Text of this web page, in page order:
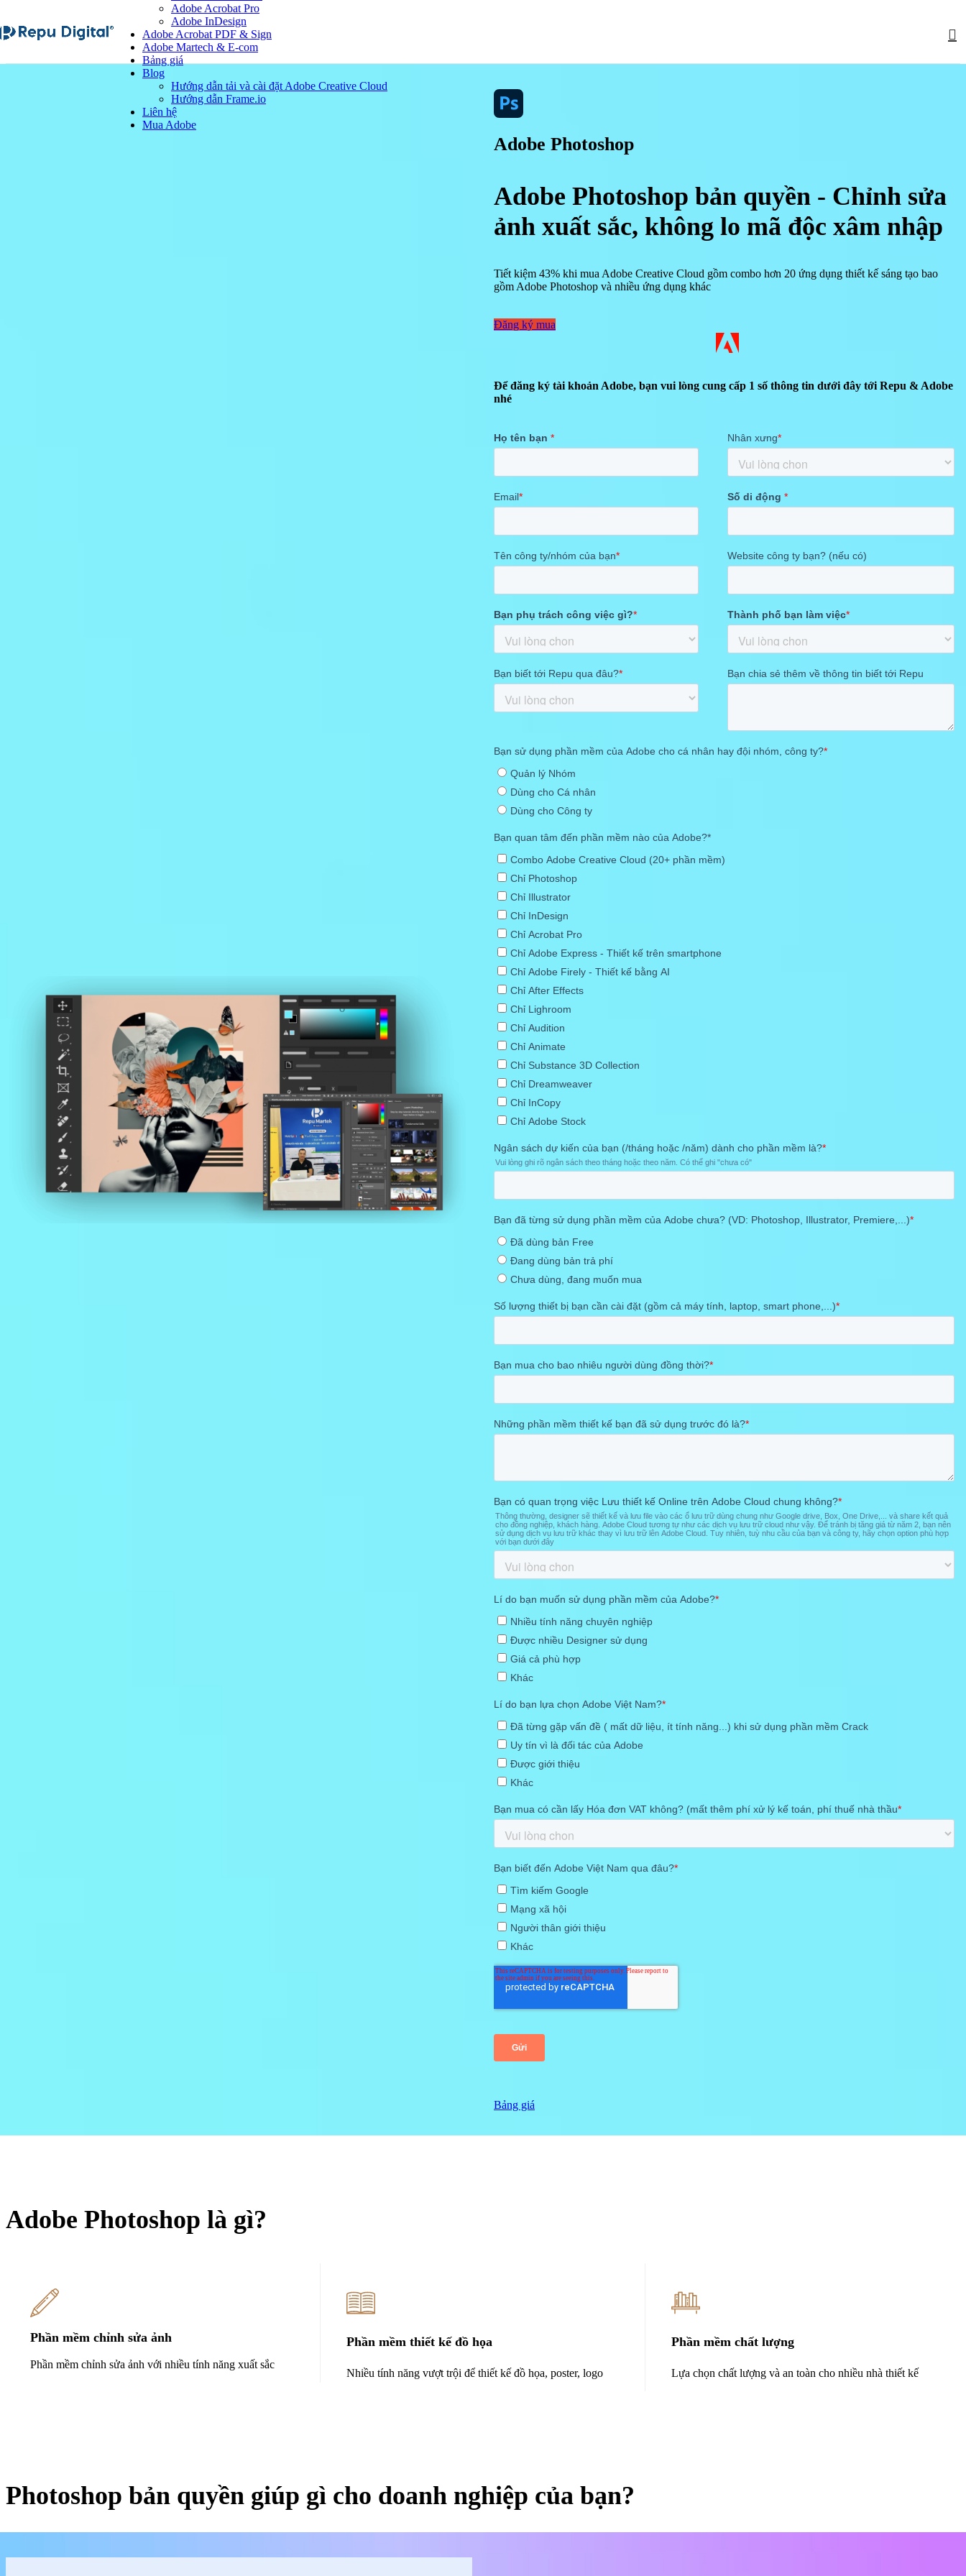
Adobe Acrobat Pro
Adobe InDesign
Adobe Acrobat PDF & Sign
Adobe Martech & E-com
Bảng giá
Blog
Hướng dẫn tải và cài đặt Adobe Creative Cloud
Hướng dẫn Frame.io
Liên hệ
Mua Adobe
Adobe Photoshop
Adobe Photoshop bản quyền - Chỉnh sửa
ảnh xuất sắc, không lo mã độc xâm nhập
Tiết kiệm 43% khi mua Adobe Creative Cloud gồm combo hơn 20 ứng dụng thiết kế sáng tạo bao
gồm Adobe Photoshop và nhiều ứng dụng khác
Đăng ký mua
Để đăng ký tài khoản Adobe, bạn vui lòng cung cấp 1 số thông tin dưới đây tới Repu & Adobe
nhé
Bảng giá
Adobe Photoshop là gì?
Phần mềm chỉnh sửa ảnh
Phần mềm chỉnh sửa ảnh với nhiều tính năng xuất sắc
Phần mềm thiết kế đồ họa
Nhiều tính năng vượt trội để thiết kế đồ họa, poster, logo
Phần mềm chất lượng
Lựa chọn chất lượng và an toàn cho nhiều nhà thiết kế
Photoshop bản quyền giúp gì cho doanh nghiệp của bạn?